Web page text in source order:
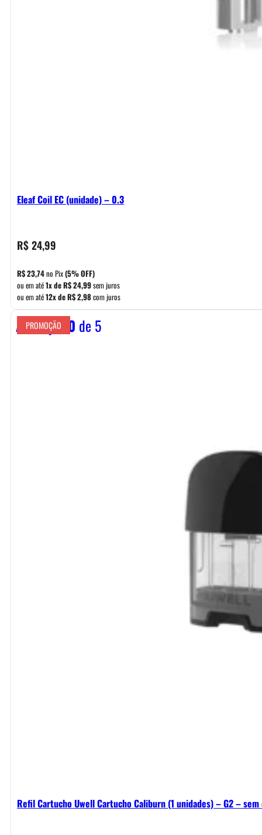
Eleaf Coil EC (unidade) – 0.3
R$24,99
R$23,74no Pix(5% OFF)
ou em até1x deR$24,99sem juros
ou em até12x deR$2,98com juros
Avaliação 0 de 5
PROMOÇÃO
Refil Cartucho Uwell Cartucho Caliburn (1 unidades) – G2 –